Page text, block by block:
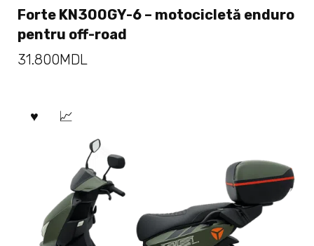
Forte KN300GY-6 – motocicletă enduro
pentru off-road
31.800MDL